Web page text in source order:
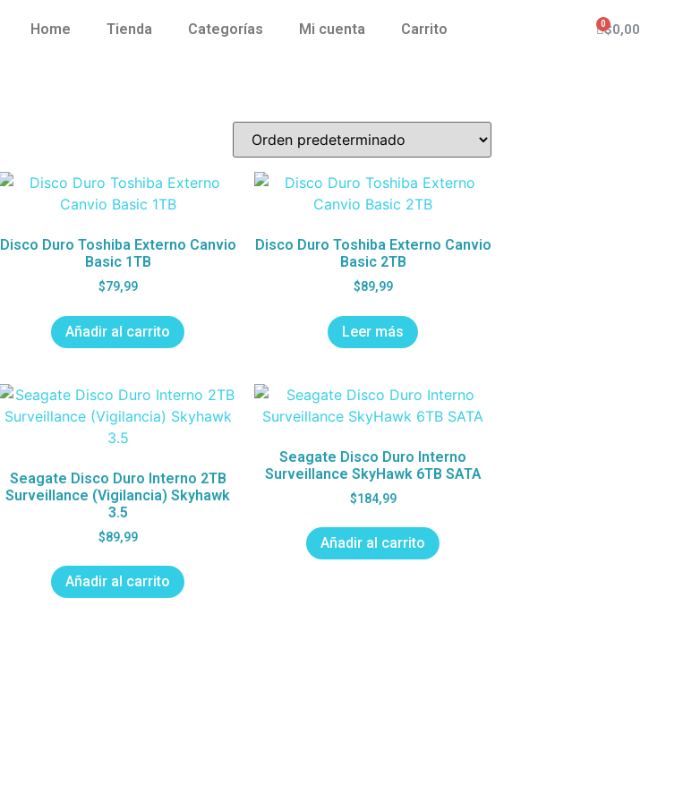
Home Tienda Categorías Mi cuenta Carrito $0,00
Disco Duro Toshiba Externo Canvio
Basic 1TB
$79,99
Añadir al carrito
Disco Duro Toshiba Externo Canvio
Basic 2TB
$89,99
Leer más
Seagate Disco Duro Interno 2TB
Surveillance (Vigilancia) Skyhawk
3.5
$89,99
Añadir al carrito
Seagate Disco Duro Interno
Surveillance SkyHawk 6TB SATA
$184,99
Añadir al carrito